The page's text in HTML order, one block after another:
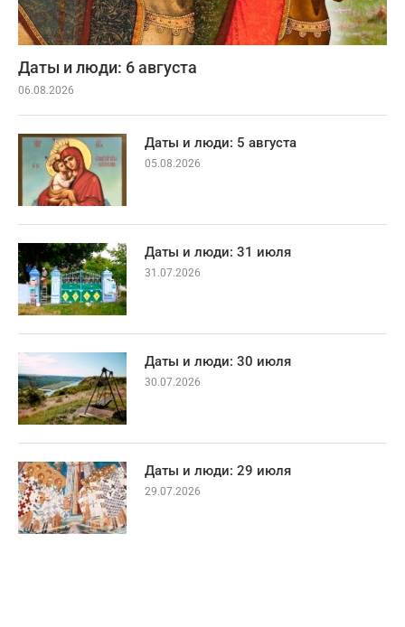
Даты и люди: 6 августа
06.08.2026
Даты и люди: 5 августа
05.08.2026
Даты и люди: 31 июля
31.07.2026
Даты и люди: 30 июля
30.07.2026
Даты и люди: 29 июля
29.07.2026